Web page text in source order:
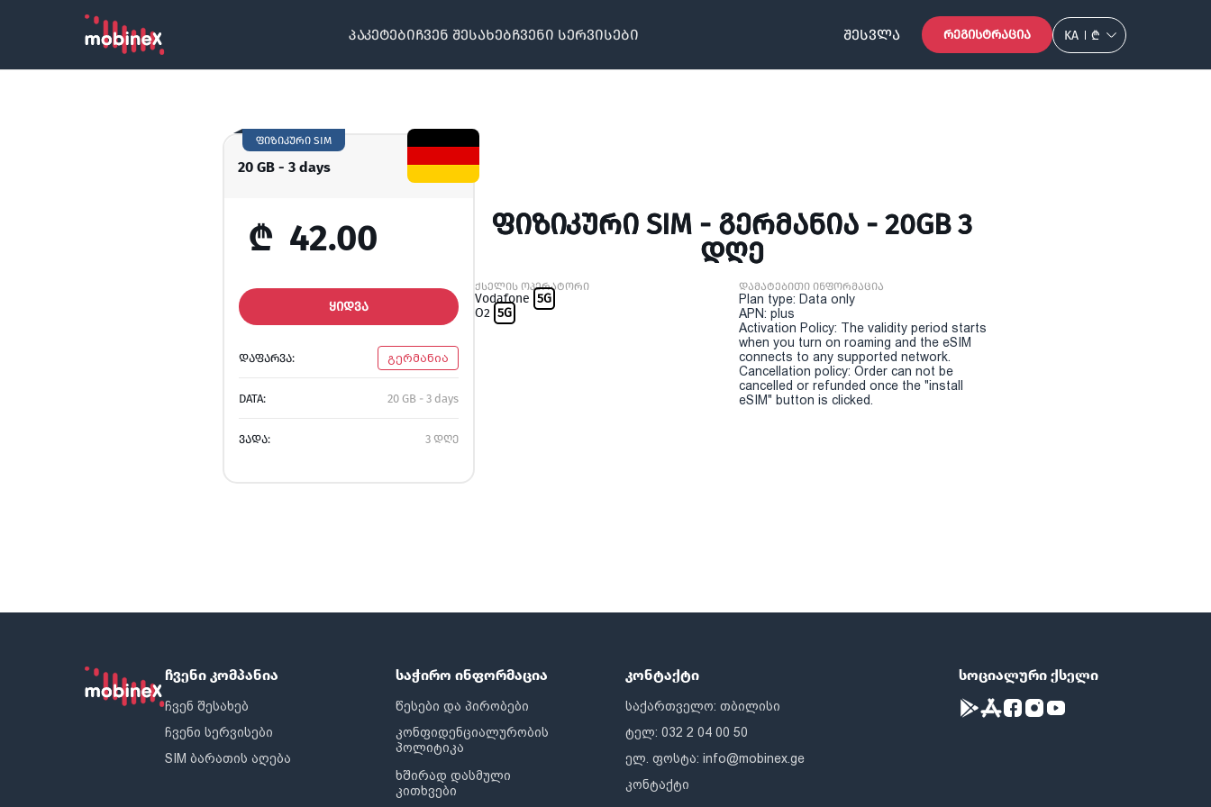
პაკეტებიჩვენ შესახებჩვენი სერვისები ᲨᲔᲡᲕᲚᲐ ᲠᲔᲒᲘᲡᲢᲠᲐᲪᲘᲐ KA ₾
20 GB - 3 days
ფიზიკური SIM
₾ 42.00
ᲧᲘᲓᲕᲐ
ᲓᲐᲤᲐᲠᲕᲐ: გერმანია
DATA: 20 GB - 3 days
ᲕᲐᲓᲐ: 3 დღე
ᲤᲘᲖᲘᲙᲣᲠᲘ SIM - ᲒᲔᲠᲛᲐᲜᲘᲐ - 20GB 3
ᲓᲦᲔ
ქსელის ოპერატორი
Vodafone 5G
O2 5G
დამატებითი ინფორმაცია
Plan type: Data only
APN: plus
Activation Policy: The validity period starts
when you turn on roaming and the eSIM
connects to any supported network.
Cancellation policy: Order can not be
cancelled or refunded once the "install
eSIM" button is clicked.
ჩვენი კომპანია
ჩვენ შესახებ
ჩვენი სერვისები
SIM ბარათის აღება
საჭირო ინფორმაცია
წესები და პირობები
კონფიდენციალურობის
პოლიტიკა
ხშირად დასმული
კითხვები
კონტაქტი
საქართველო: თბილისი
ტელ: 032 2 04 00 50
ელ. ფოსტა:info@mobinex.ge
კონტაქტი
სოციალური ქსელი